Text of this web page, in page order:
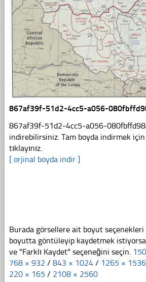
867af39f-51d2-4cc5-a056-
867af39f-51d2-4cc5-a056-
indirebilirsiniz. Tam boyda indirmek için
tıklayınız.
[ orjinal boyda indir ]
Burada görsellere ait boyut
boyutta göntüleyip kaydetmek
ve "Farklı Kaydet" seçeneğini seçin.
768 × 932 / 843 × 1024 / 1265 × 1536
220 × 165 / 2108 × 2560